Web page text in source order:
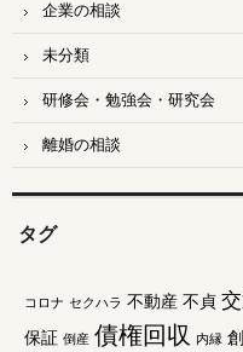
企業の相談
未分類
研修会・勉強会・研究会
離婚の相談
タグ
コロナ セクハラ 不動産 不貞
保証 倒産 債権回収 内縁